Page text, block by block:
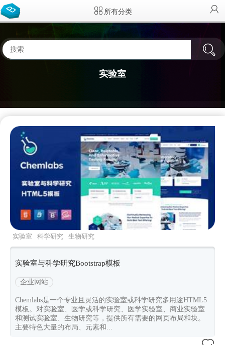
所有分类
实验室
实验室 科学研究
生物研究
实验室与科学研究Bootstrap模板
企业网站
Chemlabs是一个专业且灵活的实验室或科学研究多用途HTML5
模板。对实验室、医学或科学研究、医学实验室、商业实验室
和测试实验室、生物研究等，提供所有需要的网页布局和块。
主要特色大量的布局、元素和...